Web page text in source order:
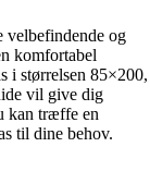
velbefindende og
komfortabel
i størrelsen 85×200,
vil give dig
kan træffe en
til dine behov.